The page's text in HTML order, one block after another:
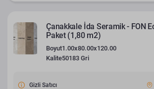
Çanakkale İda Seramik - FON
Paket (1,80 m2)
Boyut1.00x80.00x120.00
Kalite50183 Gri
Gizli Satıcı